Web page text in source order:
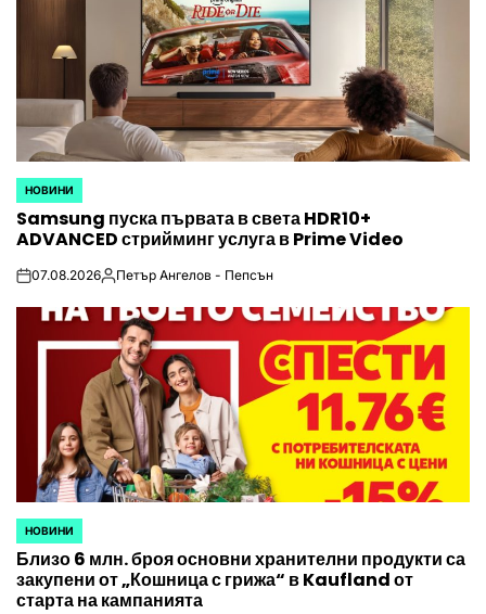
POSTED
IN
НОВИНИ
Samsung пуска първата в света HDR10+
ADVANCED стрийминг услуга в Prime Video
on07.08.2026PostedПетър Ангелов - Пепсън
POSTED
IN
НОВИНИ
Близо 6 млн. броя основни хранителни продукти са
закупени от „Кошница с грижа“ в Kaufland от
старта на кампанията